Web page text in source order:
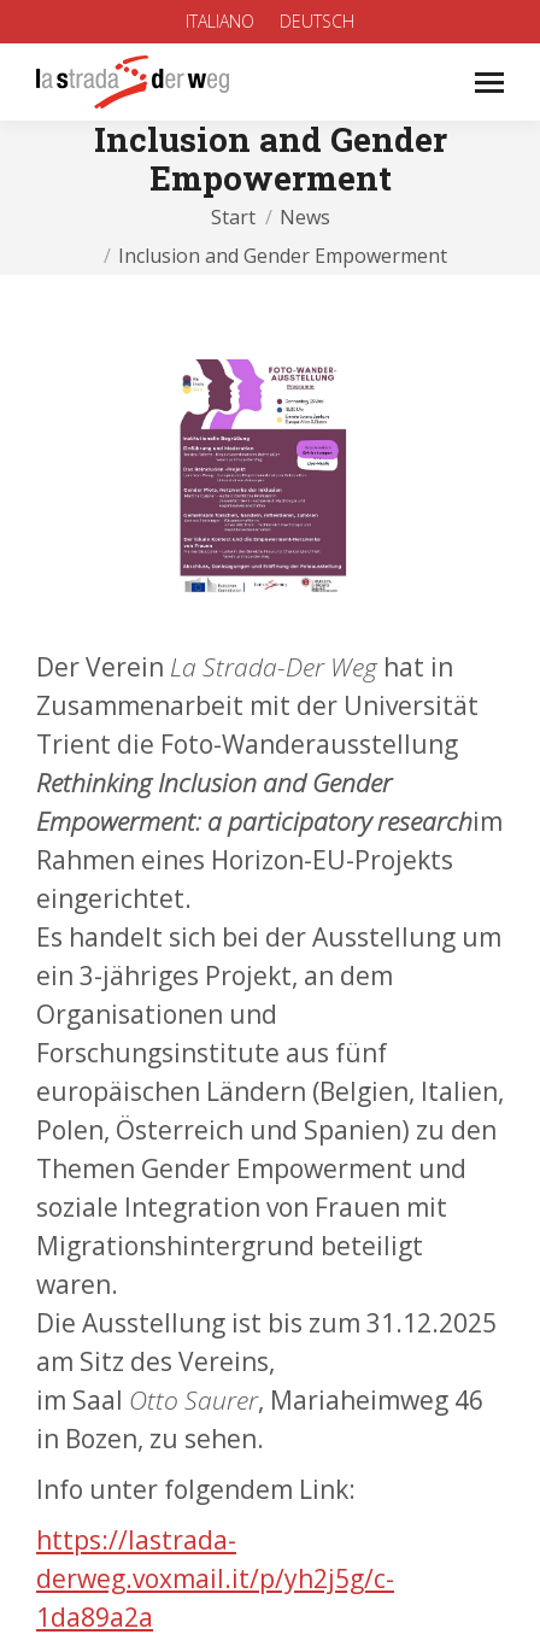
ITALIANO DEUTSCH
Inclusion and Gender
Empowerment
Sie befinden sich hier:
Start
News
Inclusion and Gender Empowerment
Der Verein La Strada-Der Weghat in
Zusammenarbeit mit der Universität
Trient die Foto-Wanderausstellung
Rethinking Inclusion and Gender
Empowerment: a participatory researchim
Rahmen eines Horizon-EU-Projekts
eingerichtet.
Es handelt sich bei der Ausstellung um
ein 3-jähriges Projekt, an dem
Organisationen und
Forschungsinstitute aus fünf
europäischen Ländern (Belgien, Italien,
Polen, Österreich und Spanien) zu den
Themen Gender Empowerment und
soziale Integration von Frauen mit
Migrationshintergrund beteiligt
waren.
Die Ausstellung ist bis zum 31.12.2025
am Sitz des Vereins,
im Saal Otto Saurer, Mariaheimweg 46
in Bozen, zu sehen.
Info unter folgendem Link:
https://lastrada-
derweg.voxmail.it/p/yh2j5g/c-
1da89a2a